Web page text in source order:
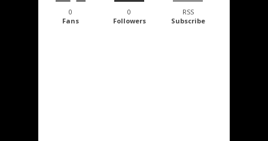
0
Fans
0
Followers
RSS
Subscribe